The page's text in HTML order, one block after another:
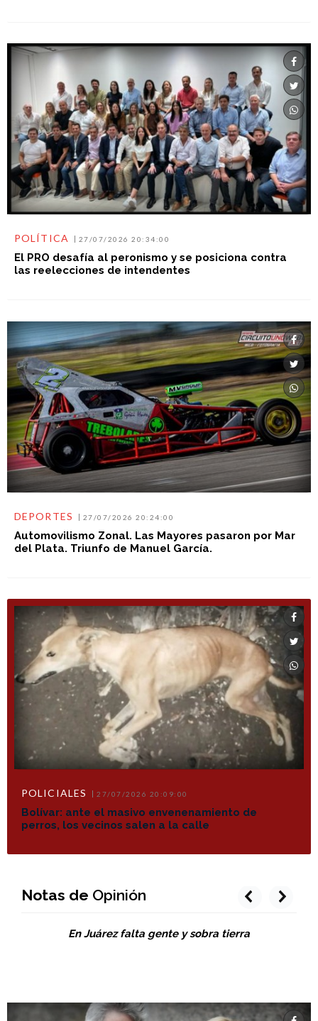
POLÍTICA 27/07/2026 20:34:00
El PRO desafía al peronismo y se posiciona contra
las reelecciones de intendentes
DEPORTES 27/07/2026 20:24:00
Automovilismo Zonal. Las Mayores pasaron por Mar
del Plata. Triunfo de Manuel García.
POLICIALES 27/07/2026 20:09:00
Bolívar: ante el masivo envenenamiento de
perros, los vecinos salen a la calle
Notas de Opinión
En Juárez falta gente y sobra tierra
prev next